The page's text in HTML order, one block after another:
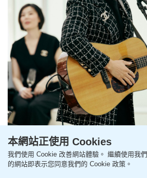
本網站正使用 Cookies
我們使用 Cookie 改善網站體驗。 繼續使用我們
的網站即表示您同意我們的 Cookie 政策。